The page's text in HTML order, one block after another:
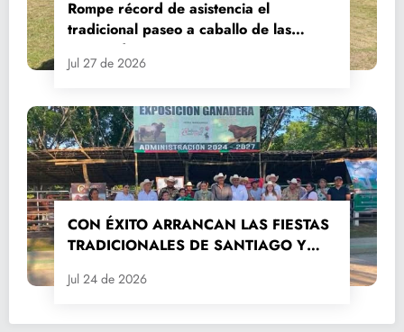
Rompe récord de asistencia el
tradicional paseo a caballo de las
Fiestas de Santiago y Santa Ana
Jul 27 de 2026
CON ÉXITO ARRANCAN LAS FIESTAS
TRADICIONALES DE SANTIAGO Y
Jul 24 de 2026